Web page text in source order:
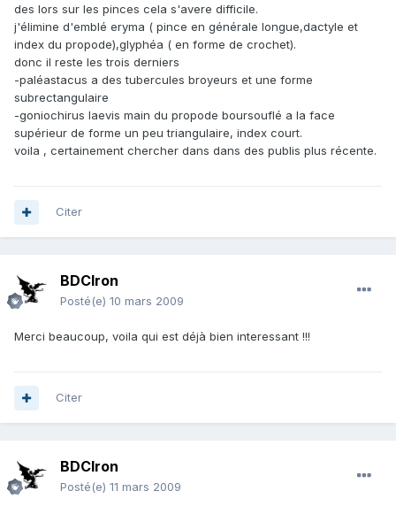
des lors sur les pinces cela s'avere difficile.
j'élimine d'emblé eryma ( pince en générale longue,dactyle et
index du propode),glyphéa ( en forme de crochet).
donc il reste les trois derniers
-paléastacus a des tubercules broyeurs et une forme
subrectangulaire
-goniochirus laevis main du propode boursouflé a la face
supérieur de forme un peu triangulaire, index court.
voila , certainement chercher dans dans des publis plus récente.
Citer
BDCIron
Posté(e) 10 mars 2009
Merci beaucoup, voila qui est déjà bien interessant !!!
Citer
BDCIron
Posté(e) 11 mars 2009